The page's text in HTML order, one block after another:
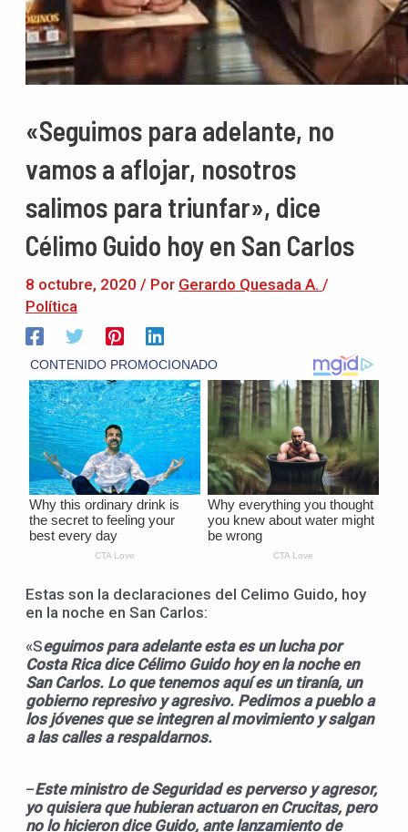
«Seguimos para adelante, no
vamos a aflojar, nosotros
salimos para triunfar», dice
Célimo Guido hoy en San Carlos
8 octubre, 2020 / Por Gerardo Quesada A. /
Política
Estas son la declaraciones del Celimo Guido, hoy
en la noche en San Carlos:
«Seguimos para adelante esta es un lucha por
Costa Rica dice Célimo Guido hoy en la noche en
San Carlos. Lo que tenemos aquí es un tiranía, un
gobierno represivo y agresivo. Pedimos a pueblo a
los jóvenes que se integren al movimiento y salgan
a las calles a respaldarnos.
–Este ministro de Seguridad es perverso y agresor,
yo quisiera que hubieran actuaron en Crucitas, pero
no lo hicieron dice Guido, ante lanzamiento de